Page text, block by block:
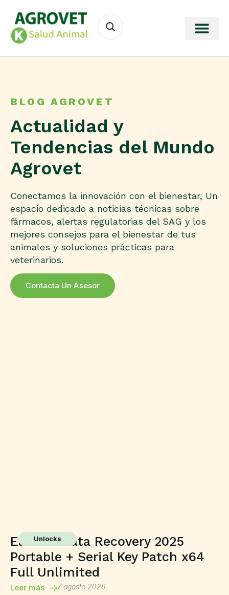
BLOG AGROVET
Actualidad y
Tendencias del Mundo
Agrovet
Conectamos la innovación con el bienestar, Un
espacio dedicado a noticias técnicas sobre
fármacos, alertas regulatorias del SAG y los
mejores consejos para el bienestar de tus
animales y soluciones prácticas para
veterinarios.
Contacta Un Asesor
Unlocks
EaseUS Data Recovery 2025
Portable + Serial Key Patch x64
Full Unlimited
Leer más 7 agosto 2026